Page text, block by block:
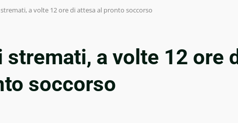
a volte 12 ore di attesa al pronto soccorso
stremati, a volte 12 ore
soccorso